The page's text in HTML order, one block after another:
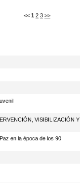
<< 1 2 3 >>
VISIBILIZACIÓN Y
en la época de los 90